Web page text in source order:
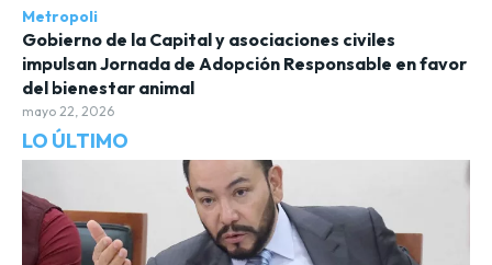
LO ÚLTIMO
Metropoli
Gobierno de la Capital y asociaciones civiles
impulsan Jornada de Adopción Responsable en favor
del bienestar animal
mayo 22, 2026